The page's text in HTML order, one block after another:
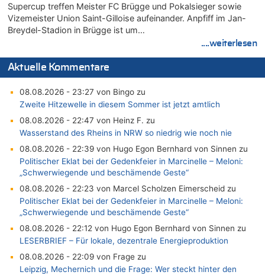
Supercup treffen Meister FC Brügge und Pokalsieger sowie
Vizemeister Union Saint-Gilloise aufeinander. Anpfiff im Jan-
Breydel-Stadion in Brügge ist um…
....weiterlesen
Aktuelle Kommentare
08.08.2026 - 23:27 von Bingo zu
Zweite Hitzewelle in diesem Sommer ist jetzt amtlich
08.08.2026 - 22:47 von Heinz F. zu
Wasserstand des Rheins in NRW so niedrig wie noch nie
08.08.2026 - 22:39 von Hugo Egon Bernhard von Sinnen zu
Politischer Eklat bei der Gedenkfeier in Marcinelle – Meloni:
„Schwerwiegende und beschämende Geste“
08.08.2026 - 22:23 von Marcel Scholzen Eimerscheid zu
Politischer Eklat bei der Gedenkfeier in Marcinelle – Meloni:
„Schwerwiegende und beschämende Geste“
08.08.2026 - 22:12 von Hugo Egon Bernhard von Sinnen zu
LESERBRIEF – Für lokale, dezentrale Energieproduktion
08.08.2026 - 22:09 von Frage zu
Leipzig, Mechernich und die Frage: Wer steckt hinter den